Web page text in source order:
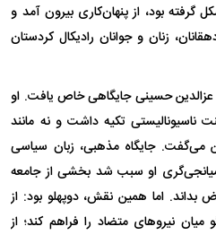
بود، از پنهان‌کاری بیرون آمد و
زنان و جوانان رادیکال کردستان
عزالدین حسینی جایگاهی خاص یافت. او
ناسیونالیستی تکیه داشت و نه مانند
می‌گفت. جایگاه مذهبی، زبان سیاسی
او سبب شد بخشی از جامعه
بداند. اما همین نقش، دوپهلو بود: از
نیرو‌های متضاد را فراهم کند؛ از